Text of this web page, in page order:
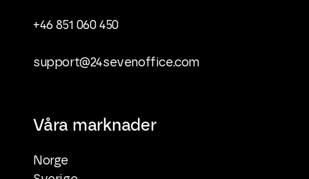
+46 851 060 450
support@24sevenoffice.com
Våra marknader
Norge